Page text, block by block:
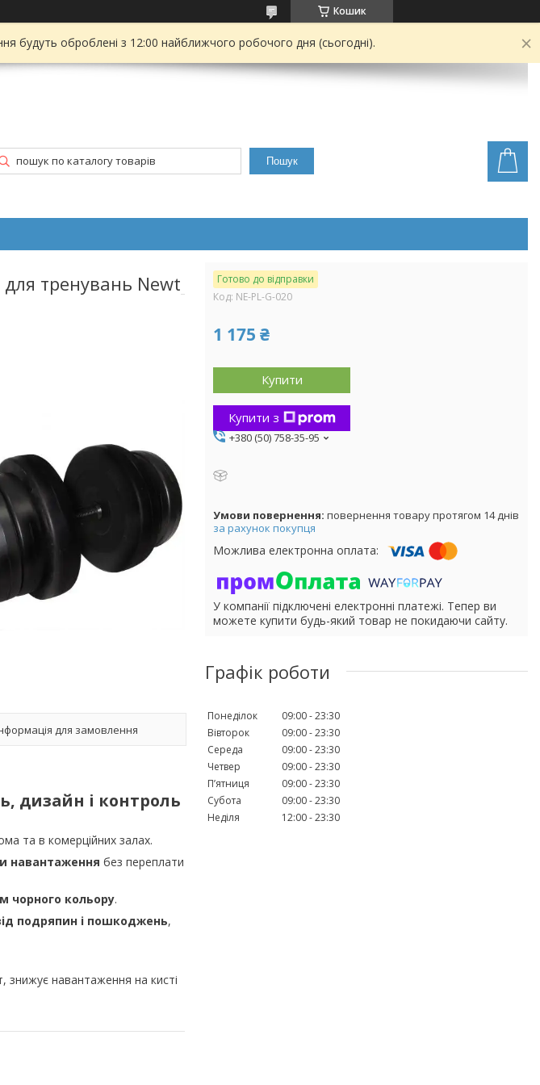
Кошик
будуть оброблені з 12:00 найближчого робочого дня (сьогодні).
Пошук
тренувань Newt
для замовлення
дизайн і контроль
та в комерційних залах.
навантаження без переплати
чорного кольору.
подряпин і пошкоджень,
знижує навантаження на кисті
Готово до відправки
Код: NE-PL-G-020
1 175 ₴
Купити
Купити з
+380 (50) 758-35-95
повернення товару протягом 14 днів
за рахунок покупця
У компанії підключені електронні платежі. Тепер ви
можете купити будь-який товар не покидаючи сайту.
Графік роботи
Понеділок 09:00 23:30
Вівторок
09:00 23:30
Середа
09:00 23:30
Четвер
09:00 23:30
Пʼятниця
09:00 23:30
Субота
09:00 23:30
Неділя
12:00 23:30